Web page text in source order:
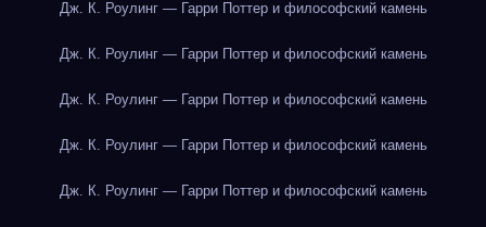
Дж. К. Роулинг — Гарри Поттер и философский камень
Дж. К. Роулинг — Гарри Поттер и философский камень
Дж. К. Роулинг — Гарри Поттер и философский камень
Дж. К. Роулинг — Гарри Поттер и философский камень
Дж. К. Роулинг — Гарри Поттер и философский камень